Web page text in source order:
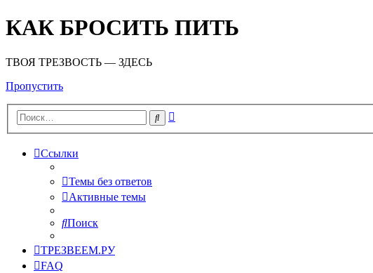
КАК БРОСИТЬ ПИТЬ
ТВОЯ ТРЕЗВОСТЬ — ЗДЕСЬ
Пропустить
Поиск
Ссылки
Темы без ответов
Активные темы
Поиск
ТРЕЗВЕЕМ.РУ
FAQ